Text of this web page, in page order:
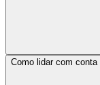
Como lidar com conta